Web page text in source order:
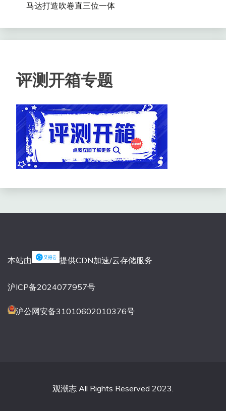
马达打造吹卷直三位一体
评测开箱专题
本站由 提供CDN加速/云存储服务
沪ICP备2024077957号
沪公网安备31010602010376号
观潮志 All Rights Reserved 2023.